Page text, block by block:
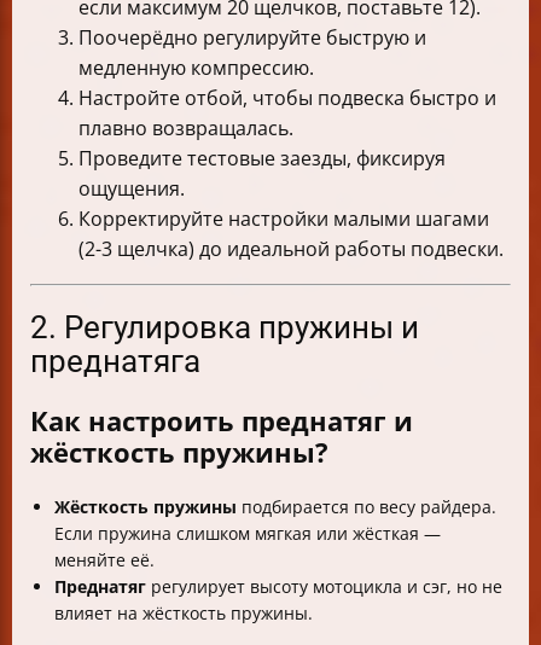
если максимум 20 щелчков, поставьте 12).
Поочерёдно регулируйте быструю и
медленную компрессию.
Настройте отбой, чтобы подвеска быстро и
плавно возвращалась.
Проведите тестовые заезды, фиксируя
ощущения.
Корректируйте настройки малыми шагами
(2-3 щелчка) до идеальной работы подвески.
2. Регулировка пружины и
преднатяга
Как настроить преднатяг и
жёсткость пружины?
Жёсткость пружины подбирается по весу райдера.
Если пружина слишком мягкая или жёсткая —
меняйте её.
Преднатяг регулирует высоту мотоцикла и сэг, но не
влияет на жёсткость пружины.